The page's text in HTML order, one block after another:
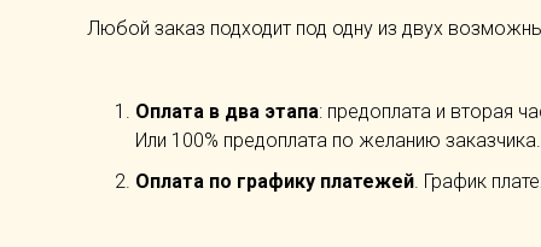
Любой заказ подходит под одну из двух
Оплата в два этапа: предоплата и вторая
Или 100% предоплата по желанию заказчика.
Оплата по графику платежей. График